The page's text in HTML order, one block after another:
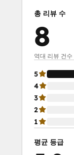
총 리뷰 수
8
역대 리뷰 건수
5
4
3
2
1
평균 등급